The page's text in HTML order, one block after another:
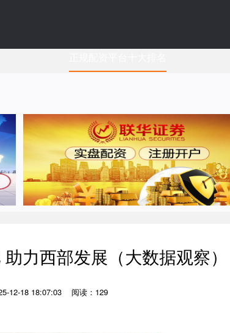
力西部发展（大数据观察）
12-18 18:07:03 阅读：129